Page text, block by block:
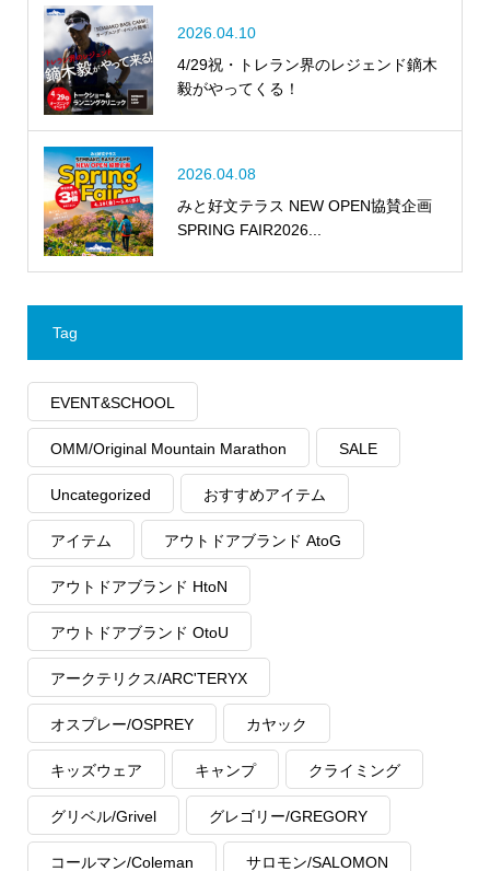
2026.04.10
4/29祝・トレラン界のレジェンド鏑木
毅がやってくる！
2026.04.08
みと好文テラス NEW OPEN協賛企画
SPRING FAIR2026...
Tag
EVENT&SCHOOL
OMM/Original Mountain Marathon SALE
Uncategorized おすすめアイテム
アイテム アウトドアブランド AtoG
アウトドアブランド HtoN
アウトドアブランド OtoU
アークテリクス/ARC'TERYX
オスプレー/OSPREY カヤック
キッズウェア キャンプ クライミング
グリベル/Grivel グレゴリー/GREGORY
コールマン/Coleman サロモン/SALOMON